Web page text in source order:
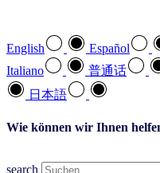
English Español
Italiano
普通话
日本語
Wie können wir Ihnen
search